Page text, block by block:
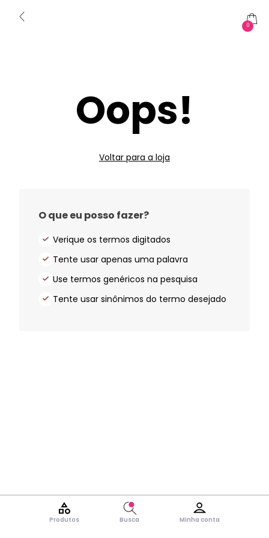
0
Produtos Busca Minha conta
Oops!
Voltar para a loja
O que eu posso fazer?
Verique os termos digitados
Tente usar apenas uma palavra
Use termos genéricos na pesquisa
Tente usar sinônimos do termo desejado